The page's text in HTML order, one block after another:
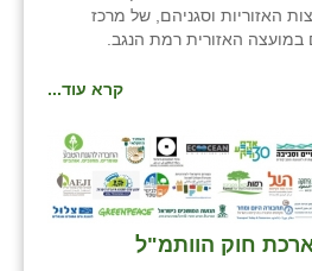
האזוריות וסגניהם, של מרכז
במועצה האזורית רמת הנגב.
קרא עוד...
חוק הוותמ"ל